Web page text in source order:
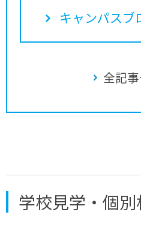
キャンパスブ
全記
学校見学・個